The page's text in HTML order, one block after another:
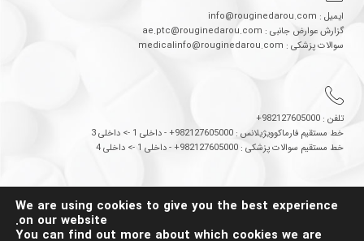
ایمیل : info@rouginedarou.com
گزارش عوارض جانبی : ae.ptc@rouginedarou.com
سوالات پزشکی : medicalinfo@rouginedarou.com
تلفن : 982127605000+
خط مستقیم فارماکوویژیلانس : 982127605000+ - داخلی 1 -> داخلی 3
خط مستقیم سوالات پزشکی : 982127605000+ - داخلی 1 -> داخلی 4
Made by
We are using cookies to give you the best experience
on our website.
You can find out more about which cookies we are